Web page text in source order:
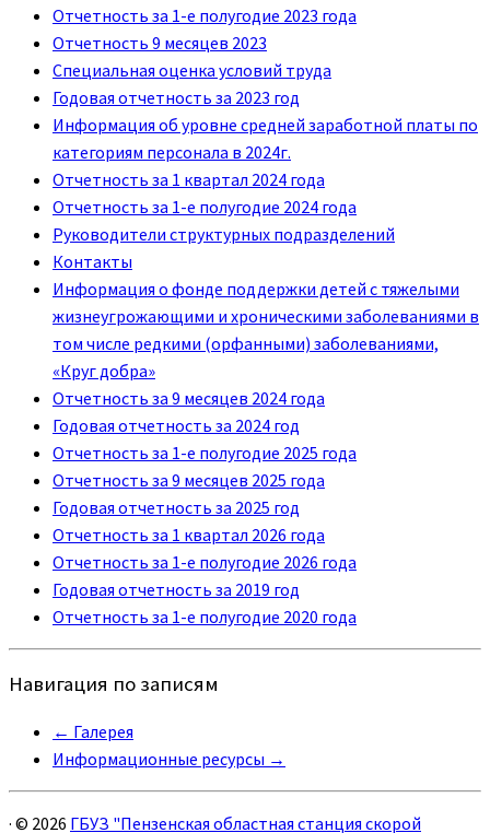
Отчетность за 1-е полугодие 2023 года
Отчетность 9 месяцев 2023
Специальная оценка условий труда
Годовая отчетность за 2023 год
Информация об уровне средней заработной платы по
категориям персонала в 2024г.
Отчетность за 1 квартал 2024 года
Отчетность за 1-е полугодие 2024 года
Руководители структурных подразделений
Контакты
Информация о фонде поддержки детей с тяжелыми
жизнеугрожающими и хроническими заболеваниями в
том числе редкими (орфанными) заболеваниями,
«Круг добра»
Отчетность за 9 месяцев 2024 года
Годовая отчетность за 2024 год
Отчетность за 1-е полугодие 2025 года
Отчетность за 9 месяцев 2025 года
Годовая отчетность за 2025 год
Отчетность за 1 квартал 2026 года
Отчетность за 1-е полугодие 2026 года
Годовая отчетность за 2019 год
Отчетность за 1-е полугодие 2020 года
Навигация по записям
← Галерея
Информационные ресурсы →
· © 2026 ГБУЗ "Пензенская областная станция скорой